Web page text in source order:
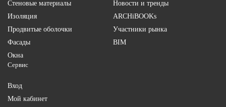
Стеновые материалы
Изоляция
Продвитые оболочки
Фасады
Окна
Новости и тренды
ARCHiBOOKs
Участники рынка
BIM
Сервис
Вход
Мой кабинет